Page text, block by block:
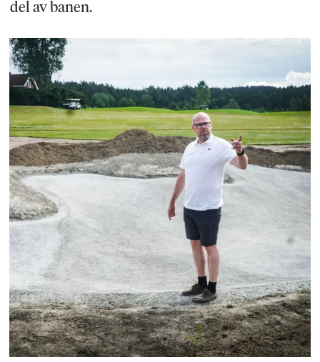
del av banen.